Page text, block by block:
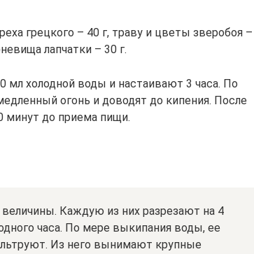
грецкого – 40 г, траву и цветы зверобоя –
лапчатки – 30 г.
мл холодной воды и настаивают 3 часа. По
огонь и доводят до кипения. После
минут до приема пищи.
Каждую из них разрезают на 4
часа. По мере выкипания воды, ее
Из него вынимают крупные